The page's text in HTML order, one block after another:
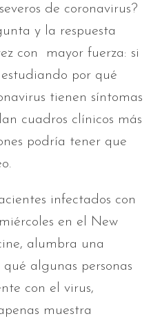
de coronavirus?
y la respuesta
con mayor fuerza: si
por qué
tienen síntomas
cuadros clínicos más
podría tener que
infectados con
en el New
alumbra una
algunas personas
con el virus,
muestra